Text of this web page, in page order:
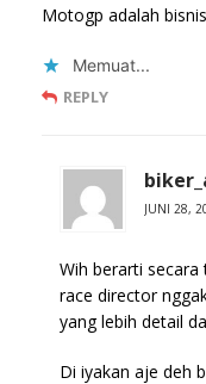
Motogp adalah
Memuat...
REPLY
JUNI 28,
Wih berarti secara
race director
yang lebih detail
Di iyakan aje deh